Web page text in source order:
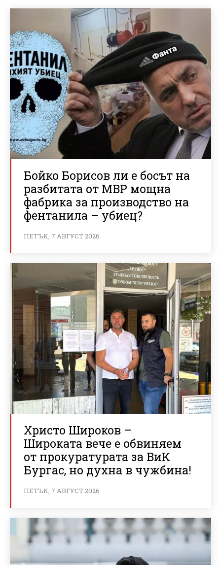
Бойко Борисов ли е босът на
разбитата от МВР мощна
фабрика за производство на
фентанила – убиец?
ПЕТЪК, 7 АВГУСТ 2026
Христо Широков –
Широката вече е обвиняем
от прокуратурата за ВиК
Бургас, но духна в чужбина!
ПЕТЪК, 7 АВГУСТ 2026